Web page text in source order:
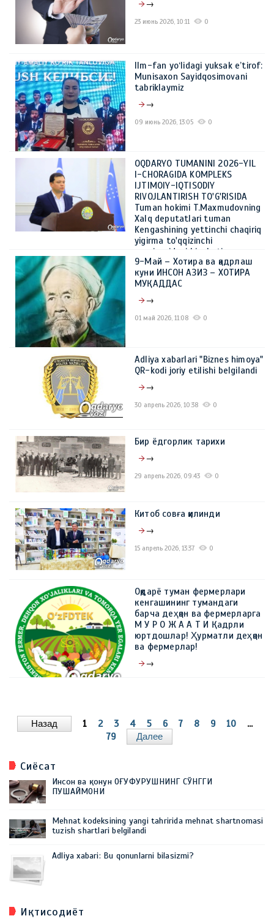
→
23 июнь 2026, 10:11 0
Ilm-fan yo‘lidagi yuksak e’tirof:
Munisaxon Sayidqosimovani
tabriklaymiz
→
09 июнь 2026, 13:05 0
OQDARYO TUMANINI 2026-YIL
I-CHORAGIDA KOMPLEKS
IJTIMOIY-IQTISODIY
RIVOJLANTIRISH TO'G'RISIDA
Tuman hokimi T.Maxmudovning
Xalq deputatlari tuman
Kengashining yettinchi chaqiriq
yigirma to'qqizinchi
sessiyasidagi hisoboti
→
08 июнь 2026, 14:44
9-Май – Хотира ва қадрлаш
куни ИНСОН АЗИЗ – ХОТИРА
МУҚАДДАС
→
01 май 2026, 11:08 0
Adliya xabarlari "Biznes himoya"
QR-kodi joriy etilishi belgilandi
→
30 апрель 2026, 10:38 0
Бир ёдгорлик тарихи
→
29 апрель 2026, 09:43 0
Китоб совға қилинди
→
15 апрель 2026, 13:37 0
Оқдарё туман фермерлари
кенгашининг тумандаги
барча деҳқон ва фермерларга
М У Р О Ж А А Т И Қадрли
юртдошлар! Ҳурматли деҳқон
ва фермерлар!
→
Назад 1 2 3 4 5 6 7 8 9 10
...
79
Далее
Сиёсат
Инсон ва қонун ОҒУФУРУШНИНГ СЎНГГИ
ПУШАЙМОНИ
Mehnat kodeksining yangi tahririda mehnat shartnomasi
tuzish shartlari belgilandi
Adliya xabari: Bu qonunlarni bilasizmi?
Иқтисодиёт